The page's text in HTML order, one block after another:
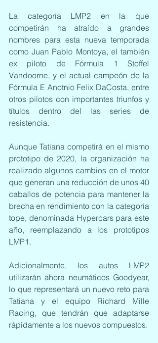
La categoría LMP2 en la que
competirán ha atraído a grandes
nombres para esta nueva temporada
como Juan Pablo Montoya, el también
ex piloto de Fórmula 1 Stoffel
Vandoorne, y el actual campeón de la
Fórmula E Anotnio Felix DaCosta, entre
otros pilotos con importantes triunfos y
títulos dentro del las series de
resistencia.
Aunque Tatiana competirá en el mismo
prototipo de 2020, la organización ha
realizado algunos cambios en el motor
que generan una reducción de unos 40
caballos de potencia para mantener la
brecha en rendimiento con la categoría
tope, denominada Hypercars para este
año, reemplazando a los prototipos
LMP1.
Adicionalmente, los autos LMP2
utilizarán ahora neumáticos Goodyear,
lo que representará un nuevo reto para
Tatiana y el equipo Richard Mille
Racing, que tendrán que adaptarse